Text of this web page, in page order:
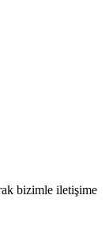
bizimle iletişime